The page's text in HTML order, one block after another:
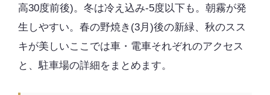
高30度前後)。冬は冷え込み-5度以下も。朝霧が発
生しやすい。春の野焼き(3月)後の新緑、秋のスス
キが美しいここでは車・電車それぞれのアクセス
と、駐車場の詳細をまとめます。